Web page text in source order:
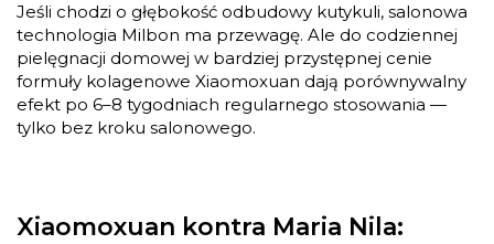
Jeśli chodzi o głębokość odbudowy kutykuli, salonowa
technologia Milbon ma przewagę. Ale do codziennej
pielęgnacji domowej w bardziej przystępnej cenie
formuły kolagenowe Xiaomoxuan dają porównywalny
efekt po 6–8 tygodniach regularnego stosowania —
tylko bez kroku salonowego.
Xiaomoxuan kontra Maria Nila: